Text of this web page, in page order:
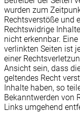
wurden zum
Rechtsverstöße und
Rechtswidrige
nicht erkennbar.
verlinkten Seiten ist
einer
Ansicht sein, dass
geltendes Recht
Inhalte haben, so
Bekanntwerden von
Links umgehend